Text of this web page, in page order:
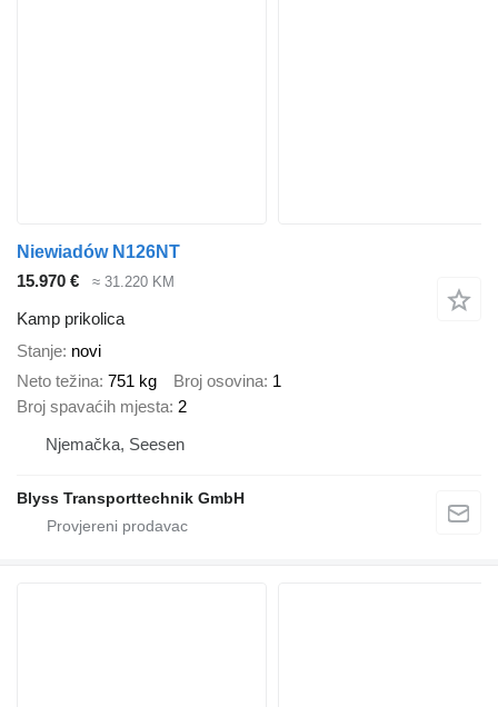
Niewiadów N126NT
15.970 €
≈ 31.220 KM
Kamp prikolica
Stanje novi
Neto težina 751 kg Broj osovina 1
Broj spavaćih mjesta 2
Njemačka, Seesen
Blyss Transporttechnik GmbH